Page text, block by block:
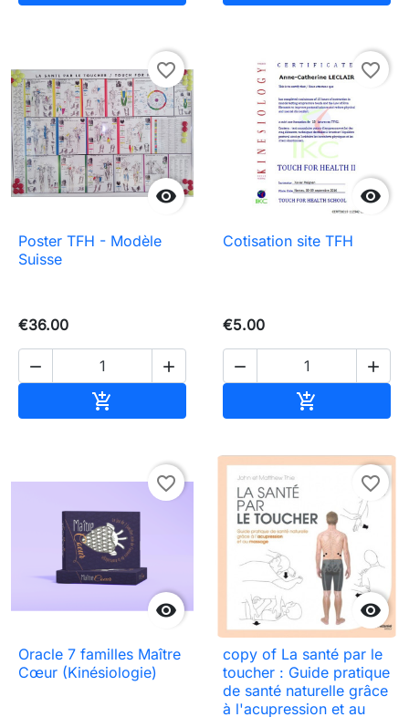

favorite_border
Poster TFH - Modèle
Suisse
€36.00
 


favorite_border
Cotisation site TFH
€5.00
 


favorite_border
Oracle 7 familles Maître
Cœur (Kinésiologie)

favorite_border
copy of La santé par le
toucher : Guide pratique
de santé naturelle grâce
à l'acupression et au